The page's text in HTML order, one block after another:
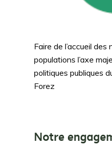
Faire de l’accueil des
populations l’axe
politiques publiques
Forez
Notre